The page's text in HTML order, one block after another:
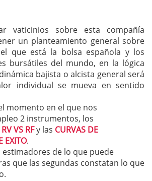
vaticinios sobre esta compañía
un planteamiento general sobre
que está la bolsa española y los
bursátiles del mundo, en la lógica
bajista o alcista general será
individual se mueva en sentido
momento en el que nos
2 instrumentos, los
VS RFy las CURVAS DE
EXITO.
de lo que puede
que las segundas constatan lo que